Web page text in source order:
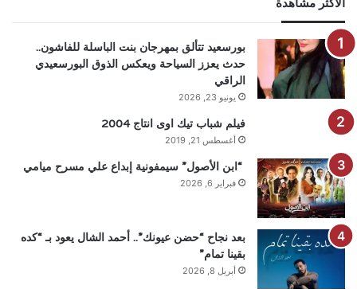
بورسعيد تتألق بمهرجان بنت الباسلة للفاشون..
حدث يعزز السياحة ويعكس الذوق البورسعيدي
الراقي
يونيو 23, 2026
فيلم شباب تيك اوى انتاج 2004
أغسطس 21, 2019
“ابن الأصول” سيمفونية إبداع علي مسرح ميامي
فبراير 6, 2026
بعد نجاح “حضن عيونك”.. أحمد الشال يعود بـ “كده
بقينا تمام”
أبريل 8, 2026